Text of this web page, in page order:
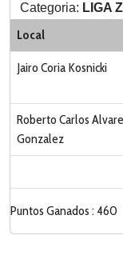
Categoria: LIGA
Local
Jairo Coria Kosnicki
Roberto Carlos
Gonzalez
Puntos Ganados : 460